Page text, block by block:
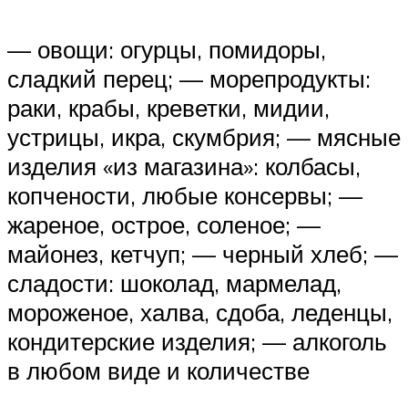
— овощи: огурцы, помидоры,
сладкий перец; — морепродукты:
раки, крабы, креветки, мидии,
устрицы, икра, скумбрия; — мясные
изделия «из магазина»: колбасы,
копчености, любые консервы; —
жареное, острое, соленое; —
майонез, кетчуп; — черный хлеб; —
сладости: шоколад, мармелад,
мороженое, халва, сдоба, леденцы,
кондитерские изделия; — алкоголь
в любом виде и количестве